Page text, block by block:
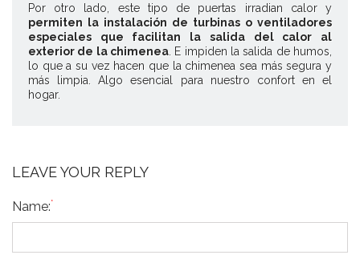
Por otro lado, este tipo de puertas irradian calor y
permiten la instalación de turbinas o ventiladores
especiales que facilitan la salida del calor al
exterior de la chimenea . E impiden la salida de humos,
lo que a su vez hacen que la chimenea sea más segura y
más limpia. Algo esencial para nuestro confort en el
hogar.
LEAVE YOUR REPLY
Name:*